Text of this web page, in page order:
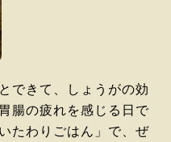
できて、しょうがの効
腸の疲れを感じる日で
たわりごはん」で、ぜ